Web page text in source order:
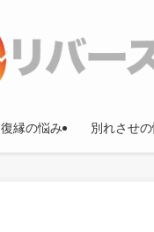
復縁の悩み 別れさせ